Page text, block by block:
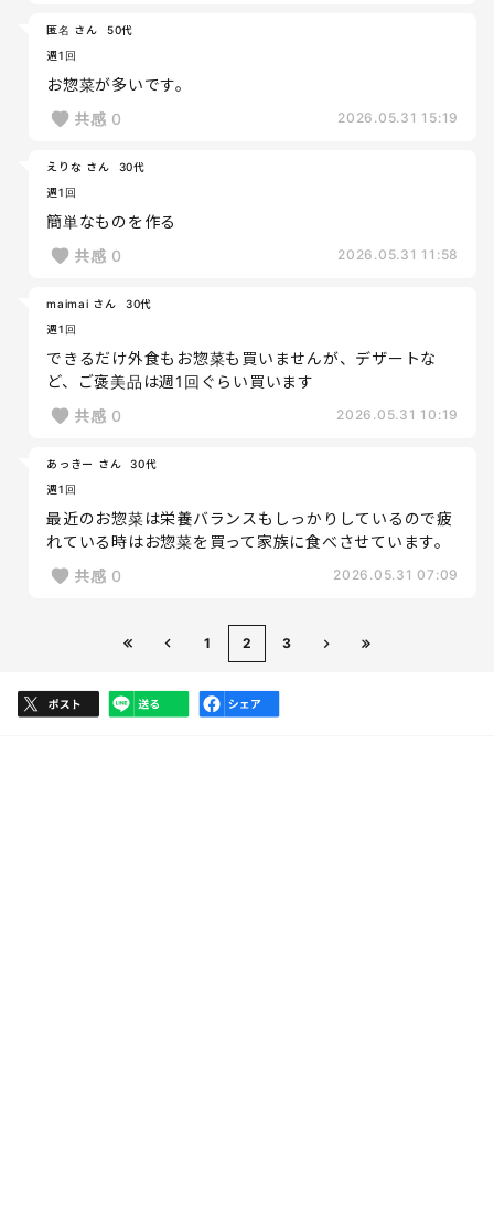
匿名 さん
50代
週1回
お惣菜が多いです。
共感 0 2026.05.31 15:19
えりな さん
30代
週1回
簡単なものを作る
共感 0 2026.05.31 11:58
maimai さん
30代
週1回
できるだけ外食もお惣菜も買いませんが、デザートな
ど、ご褒美品は週1回ぐらい買います
共感 0 2026.05.31 10:19
あっきー さん
30代
週1回
最近のお惣菜は栄養バランスもしっかりしているので疲
れている時はお惣菜を買って家族に食べさせています。
共感 0 2026.05.31 07:09
1 2 3